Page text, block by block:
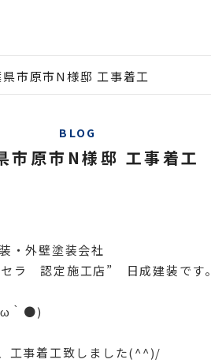
県市原市N様邸 工事着工
BLOG
市原市N様邸 工事着工
・外壁塗装会社
ラ 認定施工店” 日成建装です。
｀●)
工事着工致しました(^^)/